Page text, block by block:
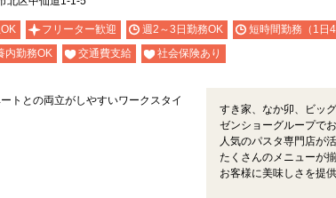
フリーター歓迎 週2～3日勤務OK 短時間勤務（1日
内勤務OK 交通費支給 社会保険あり
トとの両立がしやすいワークスタイ
すき家、なか卯、ビッ
ゼンショーグループで
人気のパスタ専門店が
たくさんのメニューが
お客様に美味しさを提